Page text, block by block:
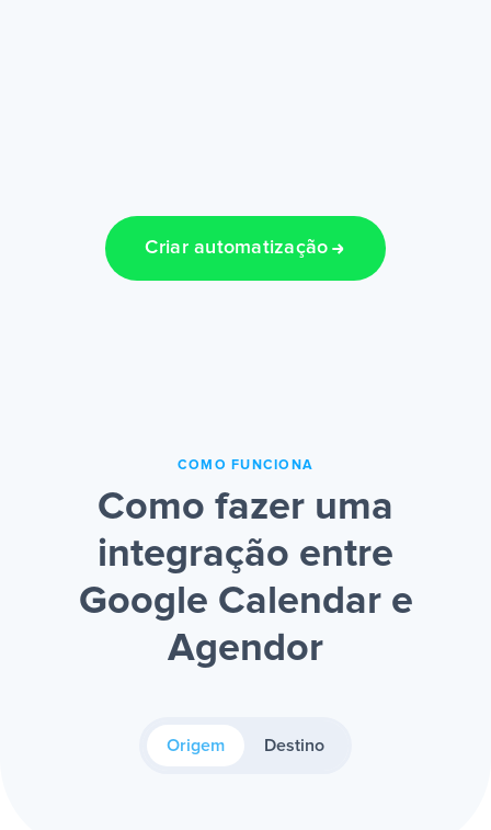
Criar automatização
COMO FUNCIONA
Como fazer uma
integração entre
Google Calendar e
Agendor
Origem Destino